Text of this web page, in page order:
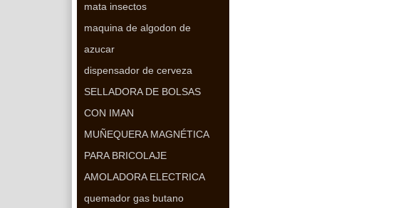
mata insectos
maquina de algodon de
azucar
dispensador de cerveza
SELLADORA DE BOLSAS
CON IMAN
MUÑEQUERA MAGNÉTICA
PARA BRICOLAJE
AMOLADORA ELECTRICA
quemador gas butano